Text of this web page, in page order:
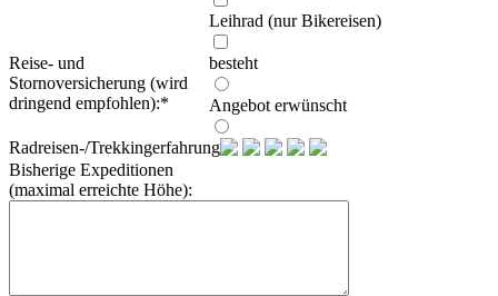
Leihrad (nur Bikereisen)
Reise- und
Stornoversicherung (wird
dringend empfohlen):*
besteht
Angebot erwünscht
Radreisen-/Trekkingerfahrung:
Bisherige Expeditionen
(maximal erreichte Höhe):